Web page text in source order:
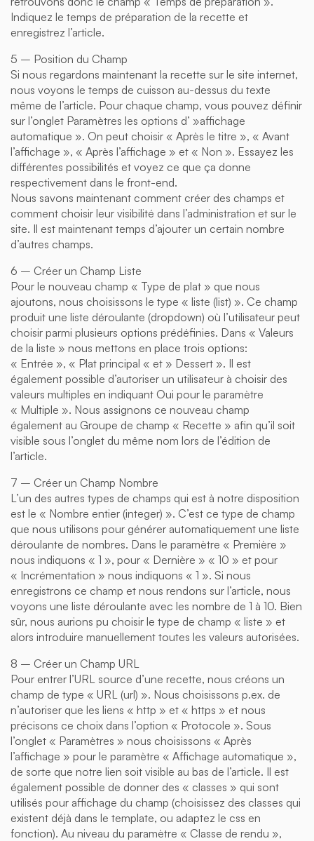
Indiquez le temps de préparation de la recette et
enregistrez l’article.
5 – Position du Champ
Si nous regardons maintenant la recette sur le site internet,
nous voyons le temps de cuisson au-dessus du texte
même de l’article. Pour chaque champ, vous pouvez définir
sur l’onglet Paramètres les options d’ »affichage
automatique ». On peut choisir « Après le titre », « Avant
l’affichage », « Après l’affichage » et « Non ». Essayez les
différentes possibilités et voyez ce que ça donne
respectivement dans le front-end.
Nous savons maintenant comment créer des champs et
comment choisir leur visibilité dans l’administration et sur le
site. Il est maintenant temps d’ajouter un certain nombre
d’autres champs.
6 – Créer un Champ Liste
Pour le nouveau champ « Type de plat » que nous
ajoutons, nous choisissons le type « liste (list) ». Ce champ
produit une liste déroulante (dropdown) où l’utilisateur peut
choisir parmi plusieurs options prédéfinies. Dans « Valeurs
de la liste » nous mettons en place trois options:
« Entrée », « Plat principal « et » Dessert ». Il est
également possible d’autoriser un utilisateur à choisir des
valeurs multiples en indiquant Oui pour le paramètre
« Multiple ». Nous assignons ce nouveau champ
également au Groupe de champ « Recette » afin qu’il soit
visible sous l’onglet du même nom lors de l’édition de
l’article.
7 – Créer un Champ Nombre
L’un des autres types de champs qui est à notre disposition
est le « Nombre entier (integer) ». C’est ce type de champ
que nous utilisons pour générer automatiquement une liste
déroulante de nombres. Dans le paramètre « Première »
nous indiquons « 1 », pour « Dernière » « 10 » et pour
« Incrémentation » nous indiquons « 1 ». Si nous
enregistrons ce champ et nous rendons sur l’article, nous
voyons une liste déroulante avec les nombre de 1 à 10. Bien
sûr, nous aurions pu choisir le type de champ « liste » et
alors introduire manuellement toutes les valeurs autorisées.
8 – Créer un Champ URL
Pour entrer l’URL source d’une recette, nous créons un
champ de type « URL (url) ». Nous choisissons p.ex. de
n’autoriser que les liens « http » et « https » et nous
précisons ce choix dans l’option « Protocole ». Sous
l’onglet « Paramètres » nous choisissons « Après
l’affichage » pour le paramètre « Affichage automatique »,
de sorte que notre lien soit visible au bas de l’article. Il est
également possible de donner des « classes » qui sont
utilisés pour affichage du champ (choisissez des classes qui
existent déjà dans le template, ou adaptez le css en
fonction). Au niveau du paramètre « Classe de rendu »,